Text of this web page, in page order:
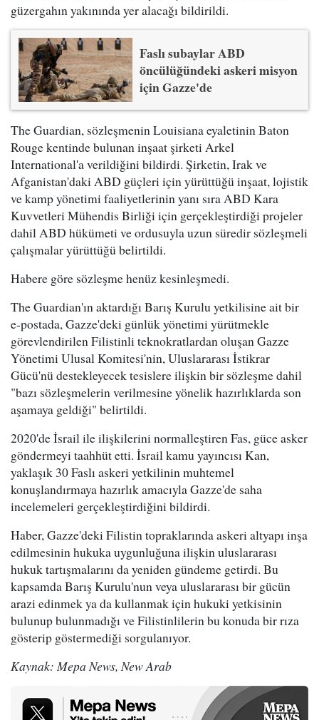
güzergahın yakınında yer alacağı bildirildi.
Faslı subaylar ABD
öncülüğündeki askeri misyon
için Gazze'de
The Guardian, sözleşmenin Louisiana eyaletinin Baton
Rouge kentinde bulunan inşaat şirketi Arkel
International'a verildiğini bildirdi. Şirketin, Irak ve
Afganistan'daki ABD güçleri için yürüttüğü inşaat, lojistik
ve kamp yönetimi faaliyetlerinin yanı sıra ABD Kara
Kuvvetleri Mühendis Birliği için gerçekleştirdiği projeler
dahil ABD hükümeti ve ordusuyla uzun süredir sözleşmeli
çalışmalar yürüttüğü belirtildi.
Habere göre sözleşme henüz kesinleşmedi.
The Guardian'ın aktardığı Barış Kurulu yetkilisine ait bir
e-postada, Gazze'deki günlük yönetimi yürütmekle
görevlendirilen Filistinli teknokratlardan oluşan Gazze
Yönetimi Ulusal Komitesi'nin, Uluslararası İstikrar
Gücü'nü destekleyecek tesislere ilişkin bir sözleşme dahil
"bazı sözleşmelerin verilmesine yönelik hazırlıklarda son
aşamaya geldiği" belirtildi.
2020'de İsrail ile ilişkilerini normalleştiren Fas, güce asker
göndermeyi taahhüt etti. İsrail kamu yayıncısı Kan,
yaklaşık 30 Faslı askeri yetkilinin muhtemel
konuşlandırmaya hazırlık amacıyla Gazze'de saha
incelemeleri gerçekleştirdiğini bildirdi.
Haber, Gazze'deki Filistin topraklarında askeri altyapı inşa
edilmesinin hukuka uygunluğuna ilişkin uluslararası
hukuk tartışmalarını da yeniden gündeme getirdi. Bu
kapsamda Barış Kurulu'nun veya uluslararası bir gücün
arazi edinmek ya da kullanmak için hukuki yetkisinin
bulunup bulunmadığı ve Filistinlilerin bu konuda bir rıza
gösterip göstermediği sorgulanıyor.
Kaynak: Mepa News, New Arab